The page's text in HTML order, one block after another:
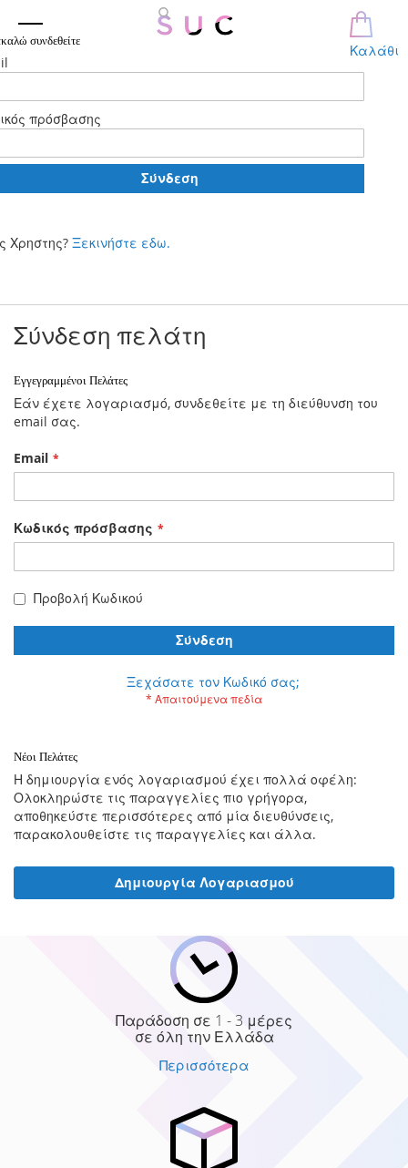
Καλάθι
συνδεθείτε
πρόσβασης
Σύνδεση
Χρηστης? Ξεκινήστε εδω.
περιεχόμενο
Σύνδεση πελάτη
Εγγεγραμμένοι Πελάτες
Εάν έχετε λογαριασμό, συνδεθείτε με τη διεύθυνση του
email σας.
Email
Κωδικός πρόσβασης
Προβολή Κωδικού
Σύνδεση
Ξεχάσατε τον Κωδικό σας;
Νέοι Πελάτες
Η δημιουργία ενός λογαριασμού έχει πολλά οφέλη:
Ολοκληρώστε τις παραγγελίες πιο γρήγορα,
αποθηκεύστε περισσότερες από μία διευθύνσεις,
παρακολουθείστε τις παραγγελίες και άλλα.
Δημιουργία Λογαριασμού
Παράδοση σε 1 - 3 μέρες
σε όλη την Ελλάδα
Περισσότερα